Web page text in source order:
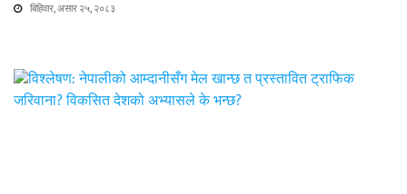
बिहिवार, असार २५, २०८३